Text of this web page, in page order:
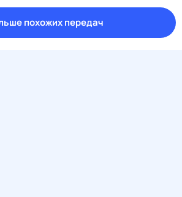
похожих передач